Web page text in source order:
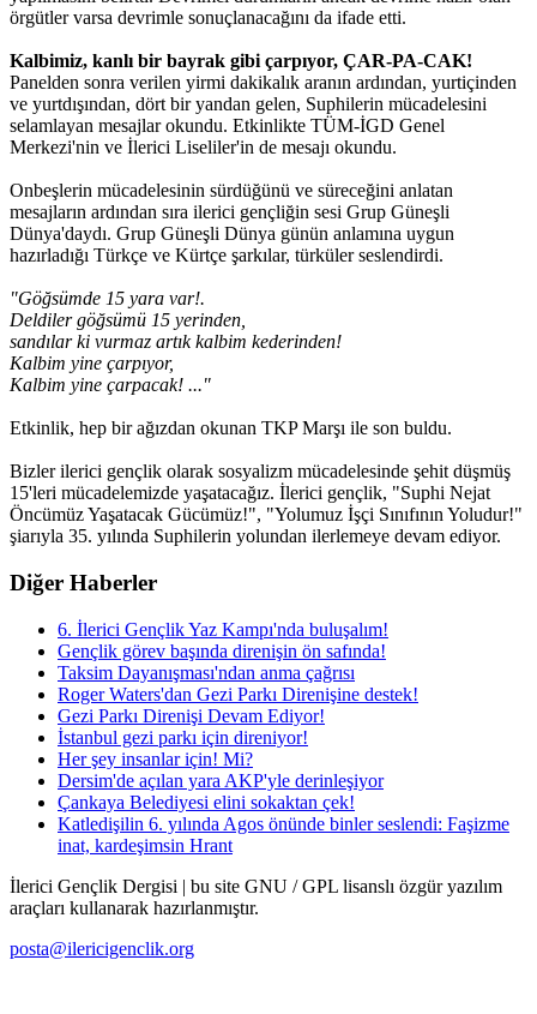
örgütler varsa devrimle sonuçlanacağını da ifade etti.
Kalbimiz, kanlı bir bayrak gibi çarpıyor, ÇAR-PA-CAK!
Panelden sonra verilen yirmi dakikalık aranın ardından, yurtiçinden
ve yurtdışından, dört bir yandan gelen, Suphilerin mücadelesini
selamlayan mesajlar okundu. Etkinlikte TÜM-İGD Genel
Merkezi'nin ve İlerici Liseliler'in de mesajı okundu.
Onbeşlerin mücadelesinin sürdüğünü ve süreceğini anlatan
mesajların ardından sıra ilerici gençliğin sesi Grup Güneşli
Dünya'daydı. Grup Güneşli Dünya günün anlamına uygun
hazırladığı Türkçe ve Kürtçe şarkılar, türküler seslendirdi.
"Göğsümde 15 yara var!.
Deldiler göğsümü 15 yerinden,
sandılar ki vurmaz artık kalbim kederinden!
Kalbim yine çarpıyor,
Kalbim yine çarpacak! ..."
Etkinlik, hep bir ağızdan okunan TKP Marşı ile son buldu.
Bizler ilerici gençlik olarak sosyalizm mücadelesinde şehit düşmüş
15'leri mücadelemizde yaşatacağız. İlerici gençlik, "Suphi Nejat
Öncümüz Yaşatacak Gücümüz!", "Yolumuz İşçi Sınıfının Yoludur!"
şiarıyla 35. yılında Suphilerin yolundan ilerlemeye devam ediyor.
Diğer Haberler
6. İlerici Gençlik Yaz Kampı'nda buluşalım!
Gençlik görev başında direnişin ön safında!
Taksim Dayanışması'ndan anma çağrısı
Roger Waters'dan Gezi Parkı Direnişine destek!
Gezi Parkı Direnişi Devam Ediyor!
İstanbul gezi parkı için direniyor!
Her şey insanlar için! Mi?
Dersim'de açılan yara AKP'yle derinleşiyor
Çankaya Belediyesi elini sokaktan çek!
Katledişilin 6. yılında Agos önünde binler seslendi: Faşizme
inat, kardeşimsin Hrant
İlerici Gençlik Dergisi | bu site GNU / GPL lisanslı özgür yazılım
araçları kullanarak hazırlanmıştır.
posta@ilericigenclik.org